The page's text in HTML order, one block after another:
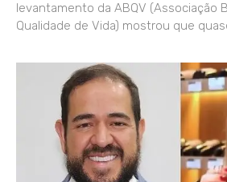
levantamento da ABQV (Associação
Qualidade de Vida) mostrou que